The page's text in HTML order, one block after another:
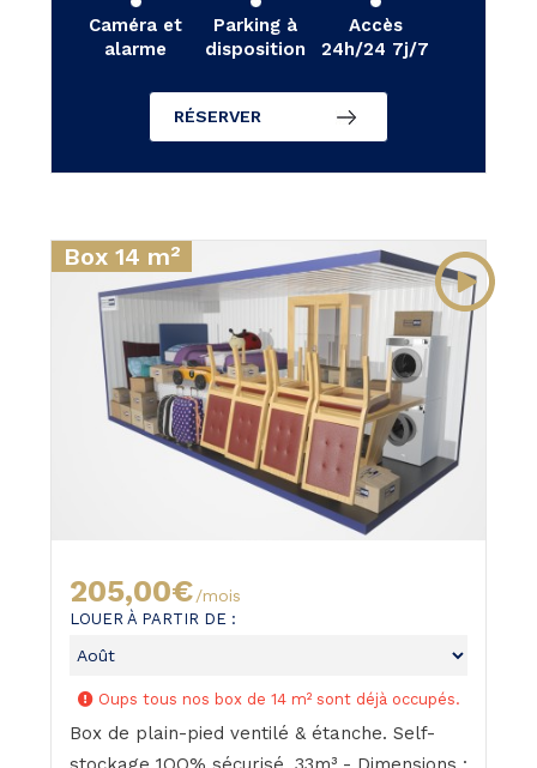
Caméra et
alarme
Parking à
disposition
Accès
24h/24 7j/7
RÉSERVER
Box 14 m²
205,00€/mois
LOUER À PARTIR DE :
Oups tous nos box de 14 m² sont déjà occupés.
Box de plain-pied ventilé & étanche. Self-